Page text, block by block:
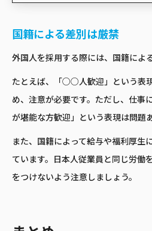
国籍による差別は厳禁
外国人を採用する際には、国籍によ
たとえば、「○○人歓迎」という表
め、注意が必要です。ただし、仕
が堪能な方歓迎」という表現は問題
また、国籍によって給与や福利厚生
ています。日本人従業員と同じ労働
をつけないよう注意しましょう。